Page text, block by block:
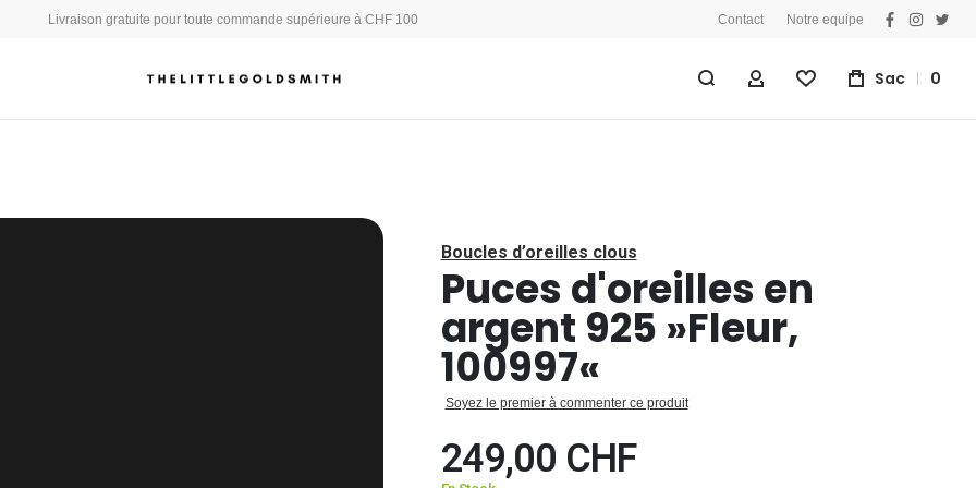
Livraison gratuite pour toute commande supérieure à CHF 100 Contact Notre equipe
facebook
Mon Compte
Liste D'achats
Sac 0
Boucles d’oreilles clous
Puces d'oreilles en
argent 925 »Fleur,
100997«
Soyez le premier à commenter ce produit
249,00 CHF